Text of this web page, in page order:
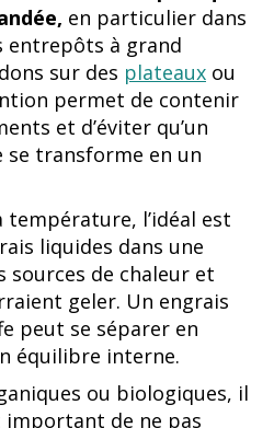
en particulier dans
entrepôts à grand
sur des plateaux ou
permet de contenir
et d’éviter qu’un
se transforme en un
température, l’idéal est
liquides dans une
sources de chaleur et
geler. Un engrais
peut se séparer en
équilibre interne.
ou biologiques, il
de ne pas